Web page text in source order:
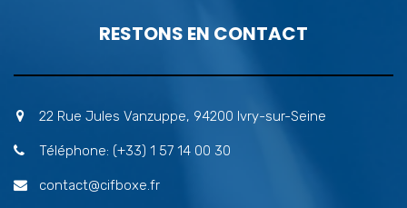
RESTONS EN CONTACT
22 Rue Jules Vanzuppe, 94200 Ivry-sur-Seine
Téléphone: (+33) 1 57 14 00 30
contact@cifboxe.fr